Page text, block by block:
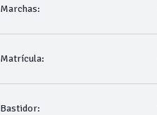
Marchas:
Matrícula:
Bastidor: